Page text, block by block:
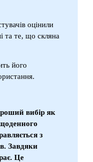
оцінили
та те, що скляна
його
вибір як
з
Завдяки
Це